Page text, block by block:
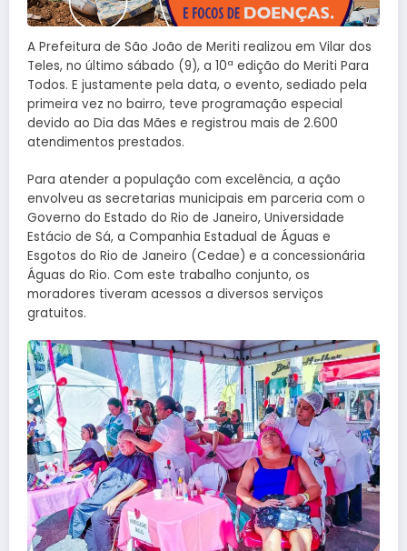
A Prefeitura de São João de Meriti realizou em Vilar dos
Teles, no último sábado (9), a 10ª edição do Meriti Para
Todos. E justamente pela data, o evento, sediado pela
primeira vez no bairro, teve programação especial
devido ao Dia das Mães e registrou mais de 2.600
atendimentos prestados.
Para atender a população com excelência, a ação
envolveu as secretarias municipais em parceria com o
Governo do Estado do Rio de Janeiro, Universidade
Estácio de Sá, a Companhia Estadual de Águas e
Esgotos do Rio de Janeiro (Cedae) e a concessionária
Águas do Rio. Com este trabalho conjunto, os
moradores tiveram acessos a diversos serviços
gratuitos.